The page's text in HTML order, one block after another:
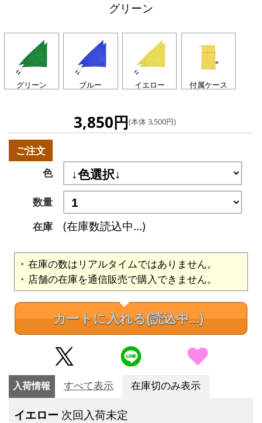
グリーン
グリーン ブルー イエロー 付属ケース
3,850円(本体 3,500円)
ご注文
色
数量
在庫
(在庫数読込中...)
在庫の数はリアルタイムではありません。
店舗の在庫を通信販売で購入できません。
カートに入れる(読込中...)
入荷情報 すべて表示 在庫切のみ表示
イエロー 次回入荷未定